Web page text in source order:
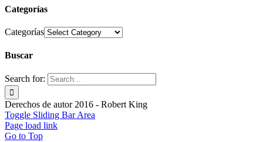
Categorías
Categorías
Buscar
Search for:
Derechos de autor 2016 - Robert King
Toggle Sliding Bar Area
Page load link
Go to Top